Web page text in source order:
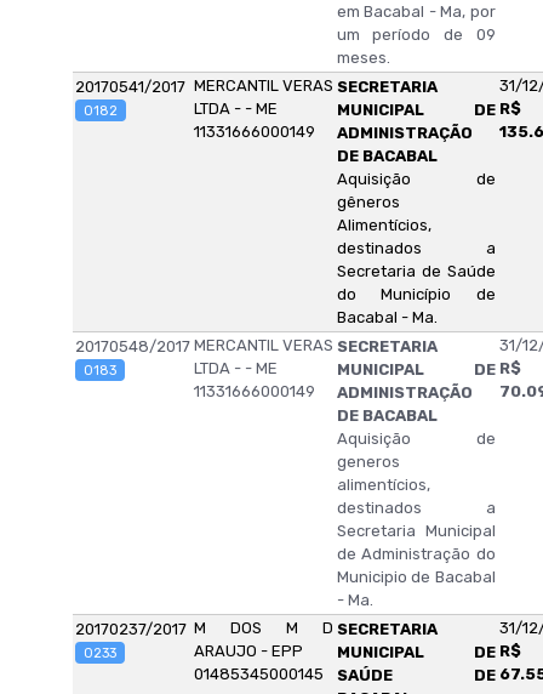
em Bacabal - Ma, por
um período de 09
meses.
20170541/2017
0182
MERCANTIL VERAS
LTDA - - ME
11331666000149
SECRETARIA
MUNICIPAL DE
ADMINISTRAÇÃO
DE BACABAL
Aquisição de
gêneros
Alimentícios,
destinados a
Secretaria de Saúde
do Município de
Bacabal - Ma.
31/
R$
20170548/2017
0183
MERCANTIL VERAS
LTDA - - ME
11331666000149
SECRETARIA
MUNICIPAL DE
ADMINISTRAÇÃO
DE BACABAL
Aquisição de
generos
alimentícios,
destinados a
Secretaria Municipal
de Administração do
Municipio de Bacabal
- Ma.
31/
R$
20170237/2017
0233
M DOS M D
ARAUJO - EPP
01485345000145
SECRETARIA
MUNICIPAL DE
SAÚDE DE
31/
R$